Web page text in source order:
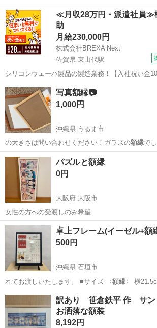
ます。
宮城 仙台市 泉中央駅 その他
≪月収28万円・派遣社員≫
助
月給230,000円
株式会社BREXA Next
佐賀県 東山代駅
シリコンウェーハ製品の製造業務！【入社祝い金
やカップルとの応募OK◎年間休日129日＆休出な
実♪業務はクリーンルームで快適作業◎自社正社員
300円～の格安食堂あり！《佐...
佐賀 伊万里市 東山代駅
写真額縁📷
1,000円
沖縄県 うるま市
の大きさは問い合わせください！ガラスの額縁で
ダイソーのゴミ…
沖縄 うるま市 インテリア雑貨/小物
パズルと額縁
0円
大阪府 大阪市
女性の方への受渡しのみ希望
大阪 大阪市 パズル
卓上フレーム(イーゼル+額
500円
沖縄県 石垣市
れてお渡しいたします。 ■サイズ 〈額縁〉 横
沖縄 石垣市 インテリア雑貨/小物 イー
訳あり 笹倉鉄平 作 サ
お洒落な額装
8,192円